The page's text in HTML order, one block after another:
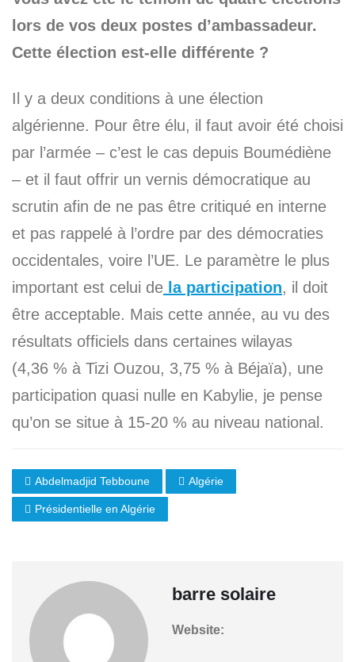
lors de vos deux postes d’ambassadeur.
Cette élection est-elle différente ?
Il y a deux conditions à une élection
algérienne. Pour être élu, il faut avoir été choisi
par l’armée – c’est le cas depuis Boumédiène
– et il faut offrir un vernis démocratique au
scrutin afin de ne pas être critiqué en interne
et pas rappelé à l’ordre par des démocraties
occidentales, voire l’UE. Le paramètre le plus
important est celui de la participation, il doit
être acceptable. Mais cette année, au vu des
résultats officiels dans certaines wilayas
(4,36 % à Tizi Ouzou, 3,75 % à Béjaïa), une
participation quasi nulle en Kabylie, je pense
qu’on se situe à 15-20 % au niveau national.
Abdelmadjid Tebboune Algérie
Présidentielle en Algérie
barre solaire
Website: